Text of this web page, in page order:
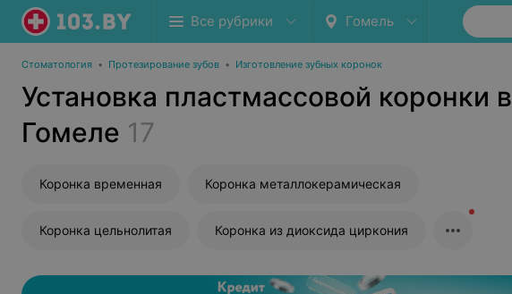
Все рубрики Гомель
Стоматология • Протезирование зубов • Изготовление зубных коронок
Установка пластмассовой коронки в
Гомеле 17
Коронка временная Коронка металлокерамическая
Коронка цельнолитая Коронка из диоксида циркония